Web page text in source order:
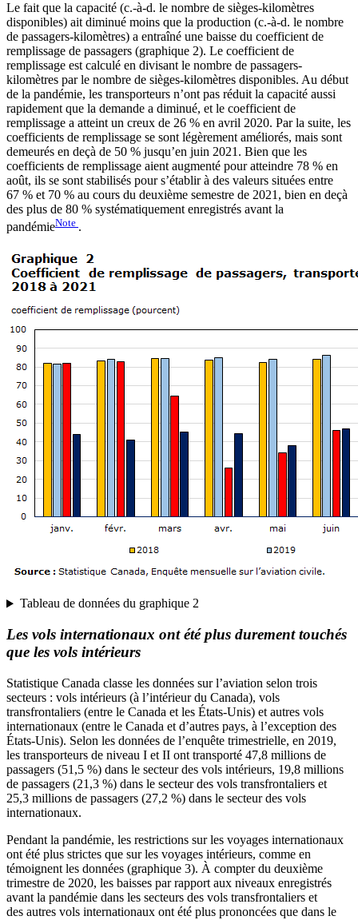
Le fait que la capacité (c.-à-d. le nombre de sièges-kilomètres
disponibles) ait diminué moins que la production (c.-à-d. le nombre
de passagers-kilomètres) a entraîné une baisse du coefficient de
remplissage de passagers (graphique 2). Le coefficient de
remplissage est calculé en divisant le nombre de passagers-
kilomètres par le nombre de sièges-kilomètres disponibles. Au début
de la pandémie, les transporteurs n’ont pas réduit la capacité aussi
rapidement que la demande a diminué, et le coefficient de
remplissage a atteint un creux de 26 % en avril 2020. Par la suite, les
coefficients de remplissage se sont légèrement améliorés, mais sont
demeurés en deçà de 50 % jusqu’en juin 2021. Bien que les
coefficients de remplissage aient augmenté pour atteindre 78 % en
août, ils se sont stabilisés pour s’établir à des valeurs situées entre
67 % et 70 % au cours du deuxième semestre de 2021, bien en deçà
des plus de 80 % systématiquement enregistrés avant la
pandémieNote .
Tableau de données du graphique 2
Les vols internationaux ont été plus durement touchés
que les vols intérieurs
Statistique Canada classe les données sur l’aviation selon trois
secteurs : vols intérieurs (à l’intérieur du Canada), vols
transfrontaliers (entre le Canada et les États-Unis) et autres vols
internationaux (entre le Canada et d’autres pays, à l’exception des
États-Unis). Selon les données de l’enquête trimestrielle, en 2019,
les transporteurs de niveau I et II ont transporté 47,8 millions de
passagers (51,5 %) dans le secteur des vols intérieurs, 19,8 millions
de passagers (21,3 %) dans le secteur des vols transfrontaliers et
25,3 millions de passagers (27,2 %) dans le secteur des vols
internationaux.
Pendant la pandémie, les restrictions sur les voyages internationaux
ont été plus strictes que sur les voyages intérieurs, comme en
témoignent les données (graphique 3). À compter du deuxième
trimestre de 2020, les baisses par rapport aux niveaux enregistrés
avant la pandémie dans les secteurs des vols transfrontaliers et
des autres vols internationaux ont été plus prononcées que dans le